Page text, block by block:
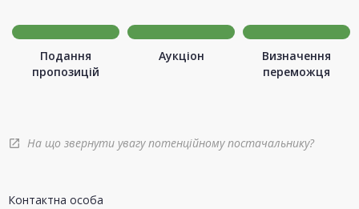
Подання
пропозицій
Аукціон
Визначення
переможця
open_in_new На що звернути увагу потенційному постачальнику?
Контактна особа